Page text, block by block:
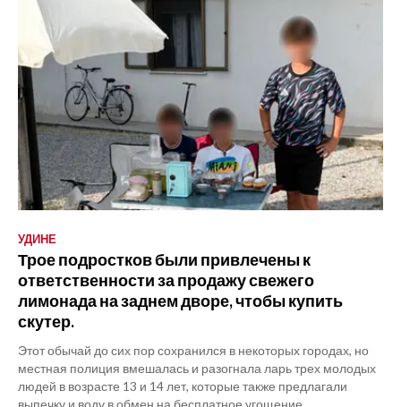
УДИНЕ
Трое подростков были привлечены к
ответственности за продажу свежего
лимонада на заднем дворе, чтобы купить
скутер.
Этот обычай до сих пор сохранился в некоторых городах, но
местная полиция вмешалась и разогнала ларь трех молодых
людей в возрасте 13 и 14 лет, которые также предлагали